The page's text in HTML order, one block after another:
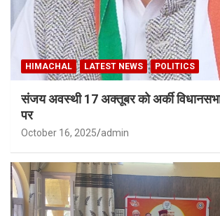
HIMACHAL LATEST NEWS POLITICS
संजय अवस्थी 17 अक्तूबर को अर्की
पर
October 16, 2025 admin